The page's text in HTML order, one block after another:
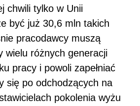
chwili tylko w Unii
być już 30,6 mln takich
pracodawcy muszą
wielu różnych generacji
pracy i powoli zapełniać
się po odchodzących na
pokolenia wyżu